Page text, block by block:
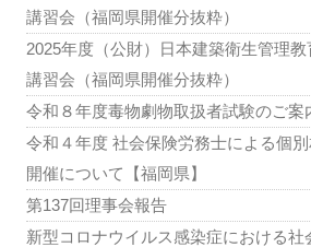
講習会（福岡県開催分抜粋）
2025年度（公財）日本建築衛生管理
講習会（福岡県開催分抜粋）
令和８年度毒物劇物取扱者試験のご案
令和４年度 社会保険労務士による個
開催について【福岡県】
第137回理事会報告
新型コロナウイルス感染症における